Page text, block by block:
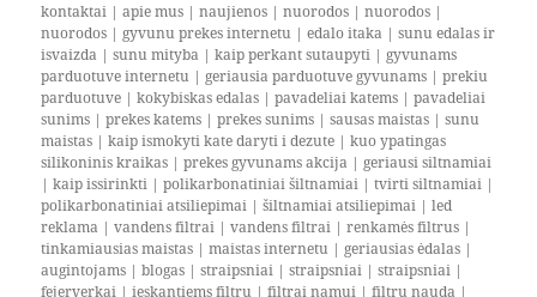
kontaktai |apie mus |naujienos |nuorodos |nuorodos |
nuorodos | gyvunu prekes internetu |edalo itaka |sunu edalas ir
isvaizda |sunu mityba |kaip perkant sutaupyti | gyvunams
parduotuve internetu | geriausia parduotuve gyvunams |prekiu
parduotuve |kokybiskas edalas |pavadeliai katems |pavadeliai
sunims |prekes katems |prekes sunims |sausas maistas |sunu
maistas |kaip ismokyti kate daryti i dezute |kuo ypatingas
silikoninis kraikas |prekes gyvunams akcija | geriausi siltnamiai
|kaip issirinkti |polikarbonatiniai šiltnamiai |tvirti siltnamiai |
polikarbonatiniai atsiliepimai |šiltnamiai atsiliepimai |led
reklama |vandens filtrai |vandens filtrai |renkamės filtrus |
tinkamiausias maistas |maistas internetu | geriausias ėdalas |
augintojams |blogas |straipsniai |straipsniai |straipsniai |
fejerverkai |ieskantiems filtru |filtrai namui |filtru nauda |